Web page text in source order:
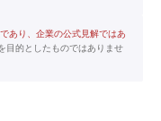
あり、企業の公式見解ではあ
目的としたものではありませ